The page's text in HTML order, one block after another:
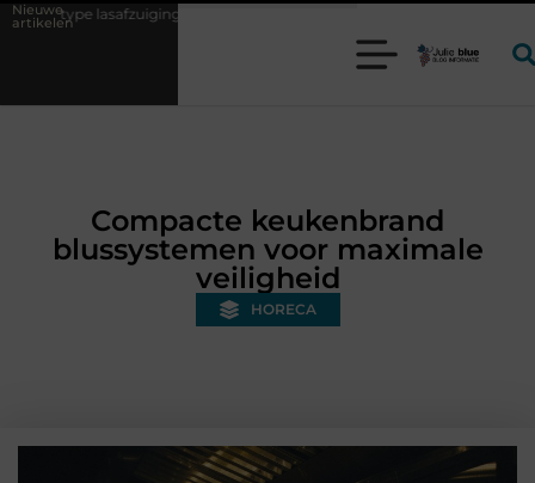
Nieuwe
artikelen past bij uw productieproces?
Compacte keukenbrand
blussystemen voor maximale
veiligheid
HORECA